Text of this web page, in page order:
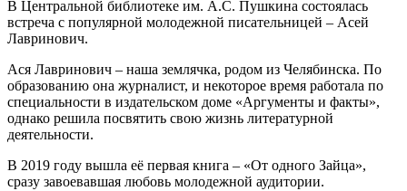
В Центральной библиотеке им. А.С. Пушкина состоялась
встреча с популярной молодежной писательницей – Асей
Лавринович.
Ася Лавринович – наша землячка, родом из Челябинска. По
образованию она журналист, и некоторое время работала по
специальности в издательском доме «Аргументы и факты»,
однако решила посвятить свою жизнь литературной
деятельности.
В 2019 году вышла её первая книга – «От одного Зайца»,
сразу завоевавшая любовь молодежной аудитории.